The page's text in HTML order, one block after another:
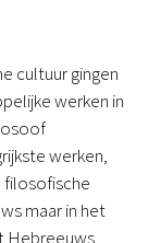
cultuur gingen
werken in
werken,
filosofische
maar in het
Hebreeuws